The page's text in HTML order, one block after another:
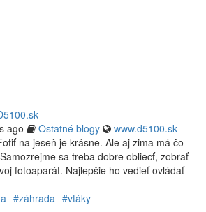
ago Ostatné blogy
www.d5100.sk
na jeseň je krásne. Ale aj zima má čo
sa treba dobre obliecť, zobrať
fotoaparát. Najlepšie ho vedieť ovládať
#záhrada #vtáky